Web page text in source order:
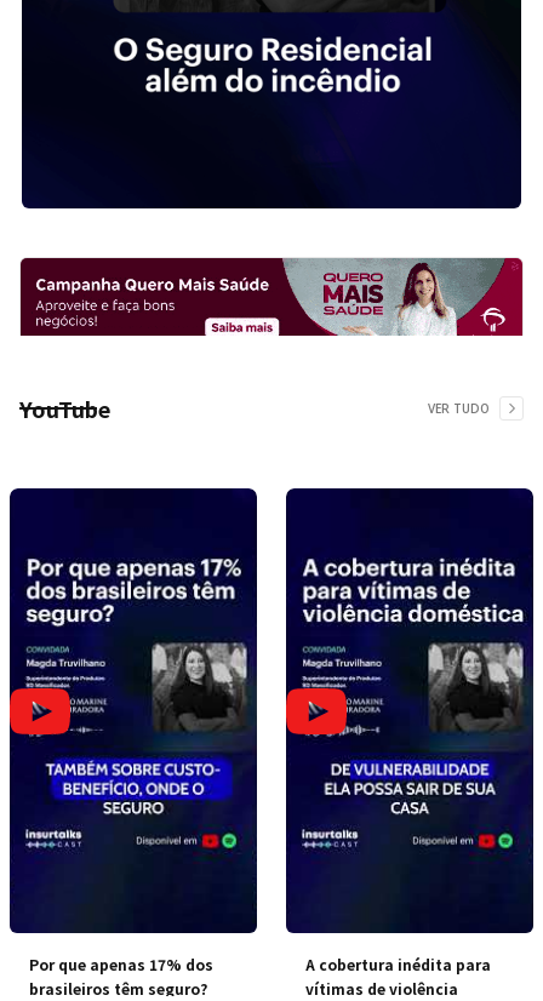
YouTube VER TUDO
Por que apenas 17% dos
brasileiros têm seguro?
A cobertura inédita para
vítimas de violência